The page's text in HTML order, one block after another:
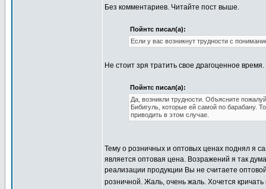
Без комментариев. Читайте пост выше.
Пойнтс писал(а):
Если у вас возникнут трудности с
Не стоит зря тратить свое драгоценное
Пойнтс писал(а):
Да, возникли трудности. Объясните
Бибигуль, которые ей самой по барабану.
приводить в этом случае.
Тему о розничных и оптовых ценах поднял я
является оптовая цена. Возражений я так
реализации продукции Вы не считаете
розничной. Жаль, очень жаль. Хочется